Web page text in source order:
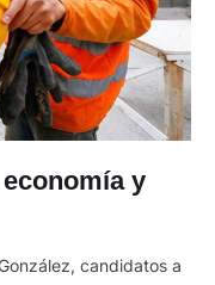
y
candidatos a